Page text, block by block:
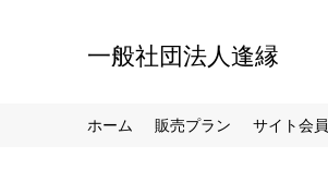
一般社団法人逢縁
ホーム 販売プラン サイト会員